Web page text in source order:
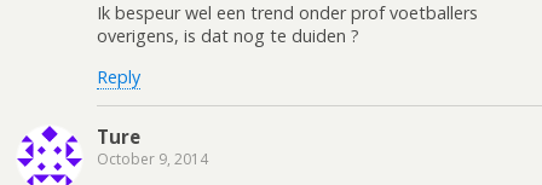
Ik bespeur wel een trend onder prof voetballers
overigens, is dat nog te duiden ?
Reply
Ture
October 9, 2014